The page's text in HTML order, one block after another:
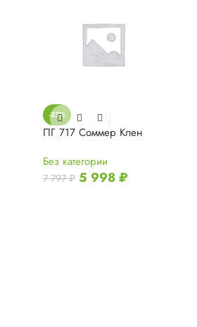
-23%
ПГ 717 Соммер Клен
Без категории
7 797₽ 5 998₽